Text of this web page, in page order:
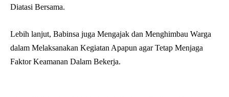
Diatasi Bersama.
Lebih lanjut, Babinsa juga Mengajak dan Menghimbau Warga
dalam Melaksanakan Kegiatan Apapun agar Tetap Menjaga
Faktor Keamanan Dalam Bekerja.